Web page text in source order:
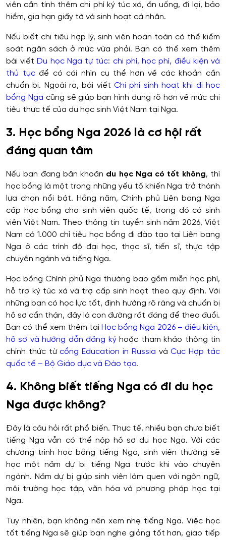
viên cần tính thêm chi phí ký túc xá, ăn uống, đi lại, bảo
hiểm, gia hạn giấy tờ và sinh hoạt cá nhân.
Nếu biết chi tiêu hợp lý, sinh viên hoàn toàn có thể kiểm
soát ngân sách ở mức vừa phải. Bạn có thể xem thêm
bài viếtDu học Nga tự túc: chi phí, học phí, điều kiện và
thủ tụcđể có cái nhìn cụ thể hơn về các khoản cần
chuẩn bị. Ngoài ra, bài viết Chi phí sinh hoạt khi đi học
bổng Nga cũng sẽ giúp bạn hình dung rõ hơn về mức chi
tiêu thực tế của du học sinh Việt Nam tại Nga.
3. Học bổng Nga 2026 là cơ hội rất
đáng quan tâm
Nếu bạn đang băn khoăn du học Nga có tốt không, thì
học bổng là một trong những yếu tố khiến Nga trở thành
lựa chọn nổi bật. Hằng năm, Chính phủ Liên bang Nga
cấp học bổng cho sinh viên quốc tế, trong đó có sinh
viên Việt Nam. Theo thông tin tuyển sinh năm 2026, Việt
Nam có 1.000 chỉ tiêu học bổng đi đào tạo tại Liên bang
Nga ở các trình độ đại học, thạc sĩ, tiến sĩ, thực tập
chuyên ngành và tiếng Nga.
Học bổng Chính phủ Nga thường bao gồm miễn học phí,
hỗ trợ ký túc xá và trợ cấp sinh hoạt theo quy định. Với
những bạn có học lực tốt, định hướng rõ ràng và chuẩn bị
hồ sơ cẩn thận, đây là con đường rất đáng để theo đuổi.
Bạn có thể xem thêm tại Học bổng Nga 2026 – điều kiện,
hồ sơ và hướng dẫn đăng kýhoặc tham khảo thông tin
chính thức từ cổng Education in Russia vàCục Hợp tác
quốc tế – Bộ Giáo dục và Đào tạo.
4. Không biết tiếng Nga có đi du học
Nga được không?
Đây là câu hỏi rất phổ biến. Thực tế, nhiều bạn chưa biết
tiếng Nga vẫn có thể nộp hồ sơ du học Nga. Với các
chương trình học bằng tiếng Nga, sinh viên thường sẽ
học một năm dự bị tiếng Nga trước khi vào chuyên
ngành. Năm dự bị giúp sinh viên làm quen với ngôn ngữ,
môi trường học tập, văn hóa và phương pháp học tại
Nga.
Tuy nhiên, bạn không nên xem nhẹ tiếng Nga. Việc học
tốt tiếng Nga sẽ giúp bạn nghe giảng tốt hơn, giao tiếp